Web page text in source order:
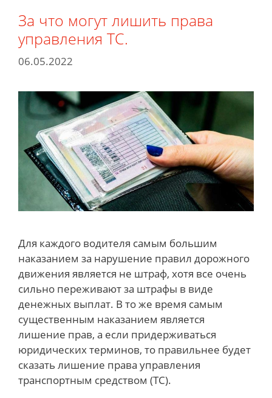
–
За что могут лишить права
управления ТС.
06.05.2022
Для каждого водителя самым большим
наказанием за нарушение правил дорожного
движения является не штраф, хотя все очень
сильно переживают за штрафы в виде
денежных выплат. В то же время самым
существенным наказанием является
лишение прав, а если придерживаться
юридических терминов, то правильнее будет
сказать лишение права управления
транспортным средством (ТС).